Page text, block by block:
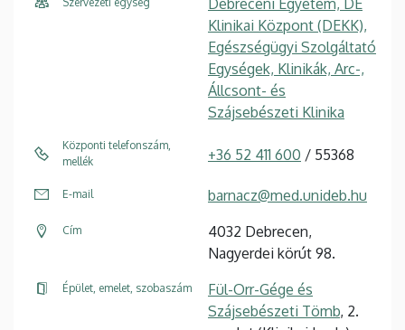
Debreceni Egyetem, DE
Klinikai Központ (DEKK),
Egészségügyi Szolgáltató
Egységek, Klinikák, Arc-,
Állcsont- és
Szájsebészeti Klinika
Központi telefonszám,
mellék
+36 52 411 600 / 55368
E-mail barnacz@med.unideb.hu
Cím
4032 Debrecen,
Nagyerdei körút 98.
Épület, emelet, szobaszám
Fül-Orr-Gége és
Szájsebészeti Tömb, 2.